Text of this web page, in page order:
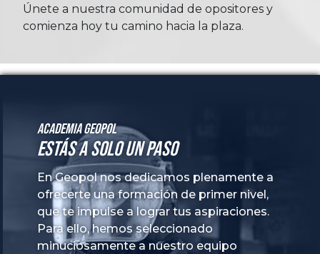
Únete a nuestra comunidad de opositores y
comienza hoy tu camino hacia la plaza.
Academia GeoPol
Estás a solo un paso
En Geopol nos dedicamos plenamente a
ofrecerte una formación de primer nivel,
que te impulse a lograr tus aspiraciones.
Para ello, hemos seleccionado
minuciosamente a nuestro equipo